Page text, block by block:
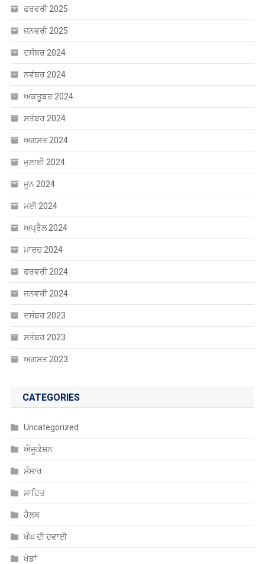
ਫਰਵਰੀ 2025
ਜਨਵਰੀ 2025
ਦਸੰਬਰ 2024
ਨਵੰਬਰ 2024
ਅਕਤੂਬਰ 2024
ਸਤੰਬਰ 2024
ਅਗਸਤ 2024
ਜੁਲਾਈ 2024
ਜੂਨ 2024
ਮਈ 2024
ਅਪ੍ਰੈਲ 2024
ਮਾਰਚ 2024
ਫਰਵਰੀ 2024
ਜਨਵਰੀ 2024
ਦਸੰਬਰ 2023
ਸਤੰਬਰ 2023
ਅਗਸਤ 2023
CATEGORIES
Uncategorized
ਐਜੂਕੇਸ਼ਨ
ਸੰਸਾਰ
ਸਾਹਿਤ
ਹੈਲਥ
ਖੰਘ ਦੀ ਦਵਾਈ
ਖੇਡਾਂ